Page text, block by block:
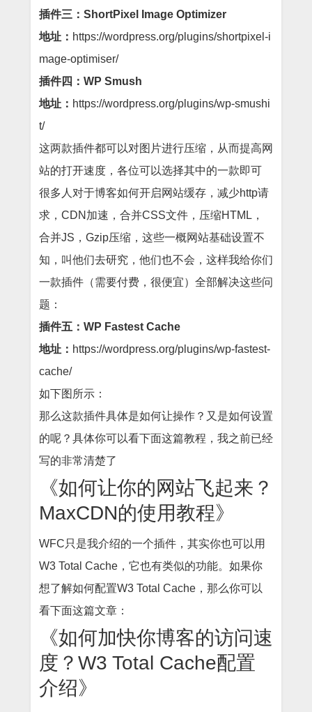
插件三：ShortPixel Image Optimizer
地址： https://wordpress.org/plugins/shortpixel-i
mage-optimiser/
插件四：WP Smush
地址： https://wordpress.org/plugins/wp-smushi
t/
这两款插件都可以对图片进行压缩，从而提高网
站的打开速度，各位可以选择其中的一款即可
很多人对于博客如何开启网站缓存，减少http请
求，CDN加速，合并CSS文件，压缩HTML，
合并JS，Gzip压缩，这些一概网站基础设置不
知，叫他们去研究，他们也不会，这样我给你们
一款插件（需要付费，很便宜）全部解决这些问
题：
插件五：WP Fastest Cache
地址： https://wordpress.org/plugins/wp-fastest-
cache/
如下图所示：
那么这款插件具体是如何让操作？又是如何设置
的呢？具体你可以看下面这篇教程，我之前已经
写的非常清楚了
《如何让你的网站飞起来？
MaxCDN的使用教程》
WFC只是我介绍的一个插件，其实你也可以用
W3 Total Cache，它也有类似的功能。如果你
想了解如何配置W3 Total Cache，那么你可以
看下面这篇文章：
《如何加快你博客的访问速
度？W3 Total Cache配置
介绍》